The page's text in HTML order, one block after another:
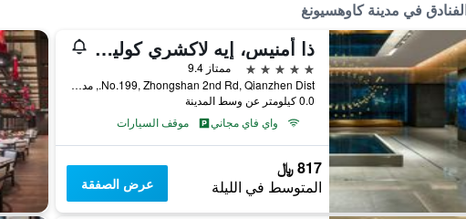
في مدينة كاوهسيونغ
ذا أمنيس، إيه لاكشري كوليكشن هوتل، كاوهسيونج
5 نجوم
ممتاز 9.4
No.199, Zhongshan 2nd Rd, Qianzhen Dist., مدينة كاوهسيونغ, تايوان
0.0 كيلومتر عن وسط المدينة
واي فاي مجاني
موقف السيارات
817 ﷼
المتوسط في الليلة عرض الصفقة